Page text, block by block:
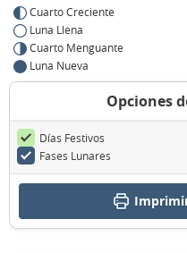
Cuarto Creciente
Luna Llena
Cuarto Menguante
Luna Nueva
Opciones
Días Festivos
Fases Lunares